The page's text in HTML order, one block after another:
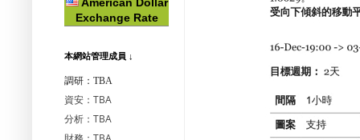
Exchange Rate
本網站管理成員 ↓
調研：TBA
資安：TBA
分析：TBA